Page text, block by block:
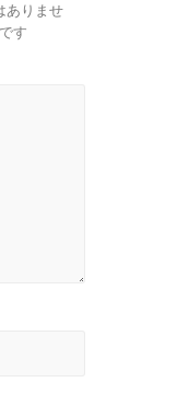
ありませ
す